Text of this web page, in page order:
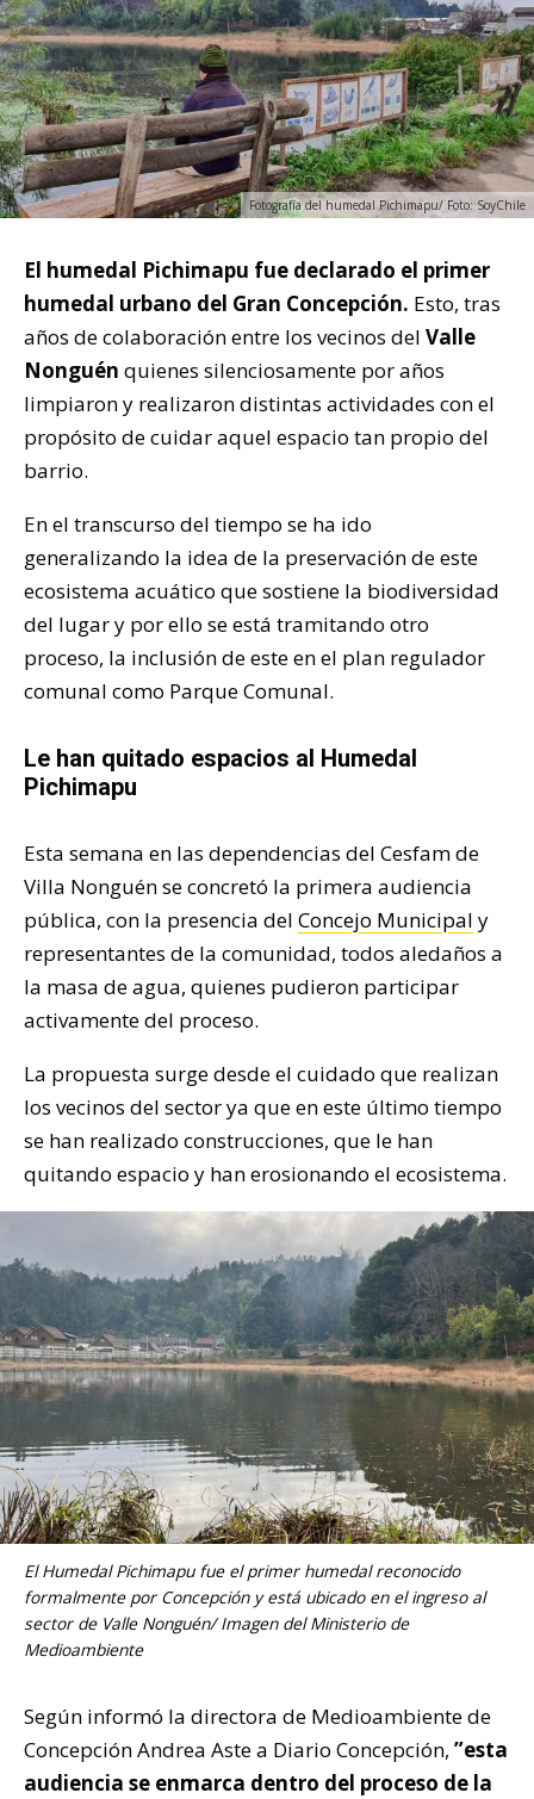
Fotografía del humedal Pichimapu/ Foto: SoyChile
El humedal Pichimapu fue declarado el primer
humedal urbano del Gran Concepción. Esto, tras
años de colaboración entre los vecinos del Valle
Nonguén quienes silenciosamente por años
limpiaron y realizaron distintas actividades con el
propósito de cuidar aquel espacio tan propio del
barrio.
En el transcurso del tiempo se ha ido
generalizando la idea de la preservación de este
ecosistema acuático que sostiene la biodiversidad
del lugar y por ello se está tramitando otro
proceso, la inclusión de este en el plan regulador
comunal como Parque Comunal.
Le han quitado espacios al Humedal
Pichimapu
Esta semana en las dependencias del Cesfam de
Villa Nonguén se concretó la primera audiencia
pública, con la presencia del Concejo Municipal y
representantes de la comunidad, todos aledaños a
la masa de agua, quienes pudieron participar
activamente del proceso.
La propuesta surge desde el cuidado que realizan
los vecinos del sector ya que en este último tiempo
se han realizado construcciones, que le han
quitando espacio y han erosionando el ecosistema.
El Humedal Pichimapu fue el primer humedal reconocido
formalmente por Concepción y está ubicado en el ingreso al
sector de Valle Nonguén/ Imagen del Ministerio de
Medioambiente
Según informó la directora de Medioambiente de
Concepción Andrea Aste a Diario Concepción, ”esta
audiencia se enmarca dentro del proceso de la